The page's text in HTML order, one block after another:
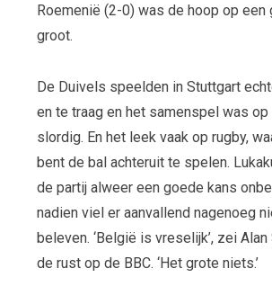
Roemenië (2-0) was de hoop op een
groot.
De Duivels speelden in Stuttgart
en te traag en het samenspel was
slordig. En het leek vaak op rugby,
bent de bal achteruit te spelen.
de partij alweer een goede kans
nadien viel er aanvallend nagenoeg
beleven. ‘België is vreselijk’, zei
de rust op de BBC. ‘Het grote niets.’